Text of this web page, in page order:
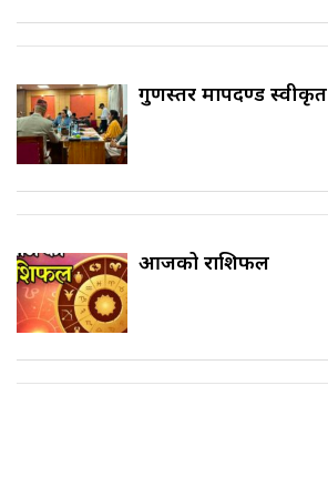
गुणस्तर मापदण्ड स्वीकृत
आजको राशिफल